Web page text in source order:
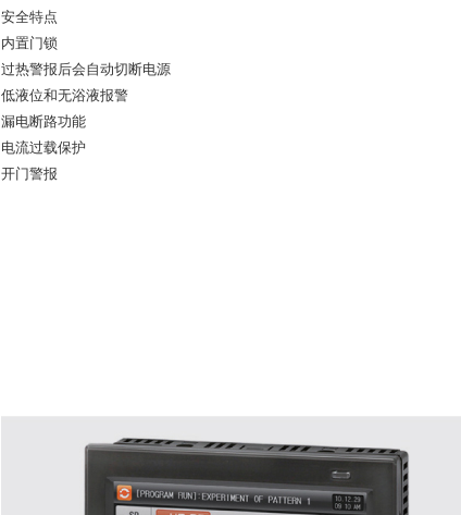
安全特点
内置门锁
过热警报后会自动切断电源
低液位和无浴液报警
漏电断路功能
电流过载保护
开门警报